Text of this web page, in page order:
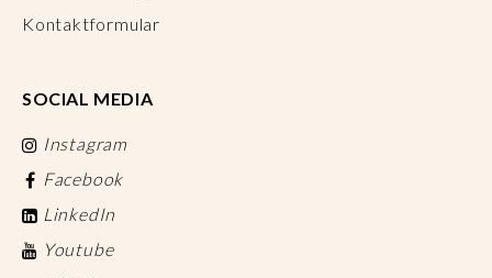
Kontaktformular
SOCIAL MEDIA
Instagram
Facebook
LinkedIn
Youtube